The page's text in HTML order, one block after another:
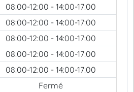
08:00-12:00 - 14:00-17:00
08:00-12:00 - 14:00-17:00
08:00-12:00 - 14:00-17:00
08:00-12:00 - 14:00-17:00
08:00-12:00 - 14:00-17:00
Fermé